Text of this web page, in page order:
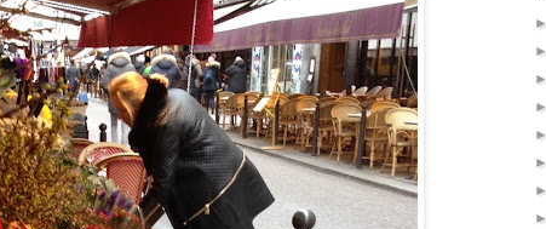
►
►
►
►
►
►
►
►